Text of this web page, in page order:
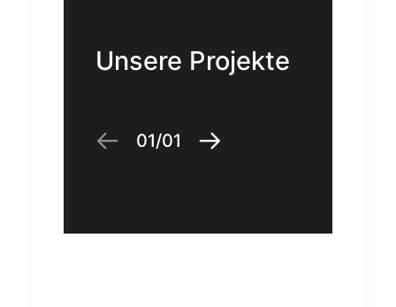
Unsere Projekte
01 01